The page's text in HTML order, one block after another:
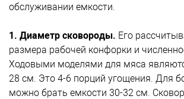
обслуживании емкости.
1. Диаметр сковороды. Его
размера рабочей конфорки и
Ходовыми моделями для мяса
28 см. Это 4-6 порций угощения. Для
можно брать емкости 30-32 см.